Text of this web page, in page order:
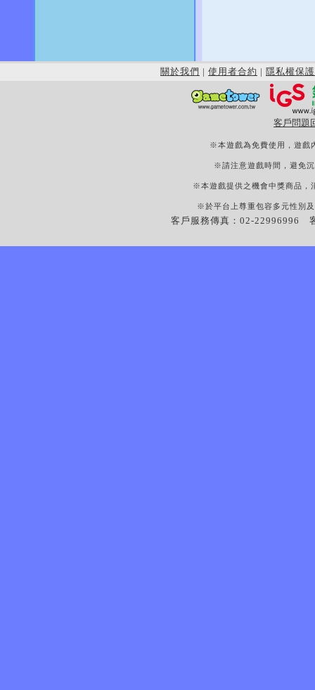
關於我們 | 使用者合約 | 隱私權保護
客戶問題
※本遊戲為免費使用，遊戲
※請注意遊戲時間，避免
※本遊戲提供之機會中獎商品，
※於平台上尊重包容多元性別
客戶服務傳真：02-22996996